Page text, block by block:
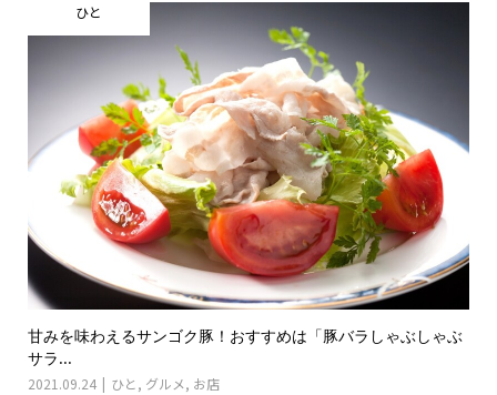
ひと
甘みを味わえるサンゴク豚！おすすめは「豚バラしゃぶしゃぶ
サラ...
2021.09.24 ひと , グルメ, お店